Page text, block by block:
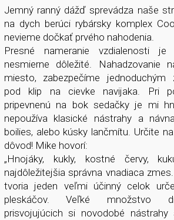
Jemný ranný dážď sprevádza naše
na dych berúci rybársky komplex
nevieme dočkať prvého nahodenia.
Presné nameranie vzdialenosti
nesmierne dôležité.
miesto, zabezpečíme jednoduchým
pod klip na cievke navijaka. Pri
pripevnenú na bok sedačky je mi
nepoužíva klasické nástrahy a
boilies, alebo kúsky lančmítu. Určite
dôvod! Mike hovorí:
„Hnojáky, kukly, kostné červy,
najdôležitejšia správna vnadiaca
tvoria jeden veľmi účinný celok
pleskáčov. Veľké množstvo
prisvojujúcich si novodobé